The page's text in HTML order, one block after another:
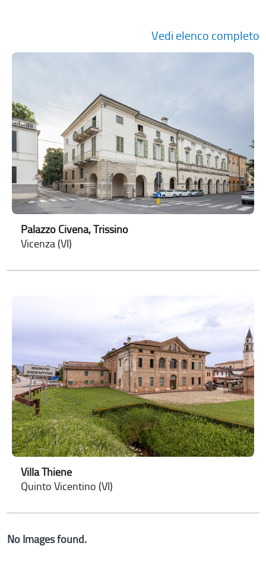
Vedi elenco completo
Palazzo Civena, Trissino
Vicenza (VI)
Villa Thiene
Quinto Vicentino (VI)
No Images found.